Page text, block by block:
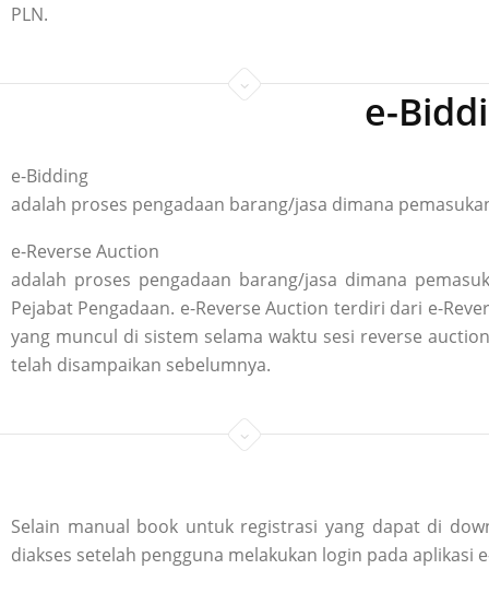
PLN.
e-
e-Bidding
adalah proses pengadaan barang/jasa dimana
e-Reverse Auction
adalah proses pengadaan barang/jasa dimana
Pejabat Pengadaan. e-Reverse Auction terdiri dari e-
yang muncul di sistem selama waktu sesi reverse
telah disampaikan sebelumnya.
Selain manual book untuk registrasi yang dapat di
diakses setelah pengguna melakukan login pada aplikasi